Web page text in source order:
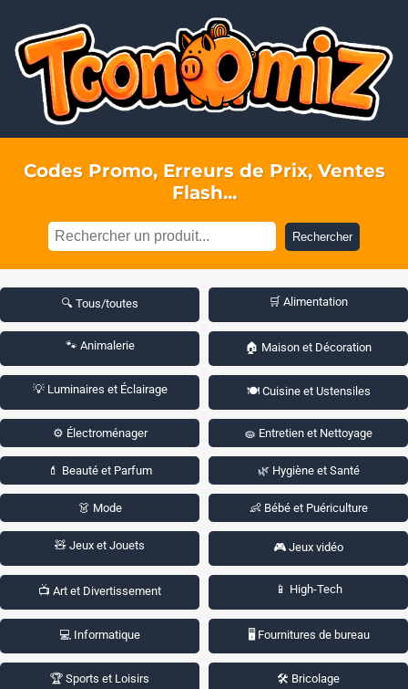
Codes Promo, Erreurs de Prix, Ventes
Flash...
Rechercher
🔍 Tous/toutes 🛒 Alimentation
🐾 Animalerie 🏠 Maison et Décoration
💡 Luminaires et Éclairage 🍽️ Cuisine et Ustensiles
⚙️ Électroménager 🧽 Entretien et Nettoyage
💄 Beauté et Parfum 🌿 Hygiène et Santé
👗 Mode 👶 Bébé et Puériculture
🧸 Jeux et Jouets 🎮 Jeux vidéo
📺 Art et Divertissement 📱 High-Tech
💻 Informatique 🖥️ Fournitures de bureau
🏆 Sports et Loisirs 🛠️ Bricolage